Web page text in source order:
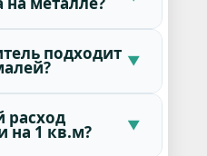
подходит
расход
на 1 кв.м?